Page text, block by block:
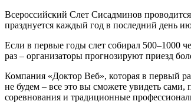
Всероссийский Слет Сисадминов
празднуется каждый год в последний день
Если в первые годы слет собирал 500–1000
раз – организаторы прогнозируют приезд
Компания «Доктор Веб», которая в первый
не будем – все это вы сможете увидеть
соревнования и традиционные